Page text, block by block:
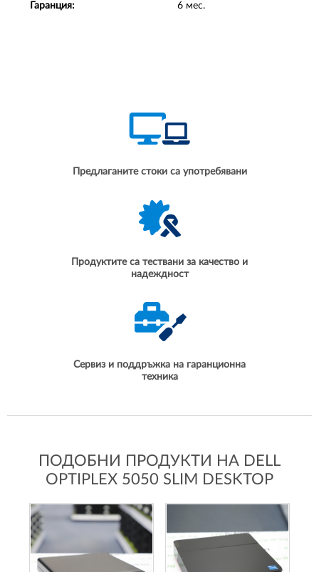
Гаранция: 6 мес.
Предлаганите стоки са употребявани
Продуктите са тествани за качество и
надеждност
Сервиз и поддръжка на гаранционна
техника
ПОДОБНИ ПРОДУКТИ НА DELL
OPTIPLEX 5050 SLIM DESKTOP